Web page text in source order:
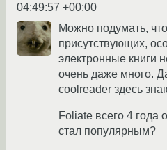
04:49:57 +00:00
Можно подумать,
присутствующих,
электронные книги
очень даже много.
coolreader здесь
Foliate всего 4 года
стал популярным?